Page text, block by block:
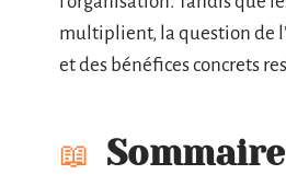
multiplient, la question de
et des bénéfices concrets
Sommaire